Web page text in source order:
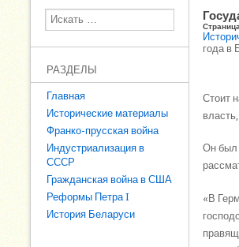
Поиск
РАЗДЕЛЫ
Главная
Исторические материалы
Франко-прусская война
Индустриализация в
СССР
Гражданская война в США
Реформы Петра I
История Беларуси
года в
Стоит
Он был
«В